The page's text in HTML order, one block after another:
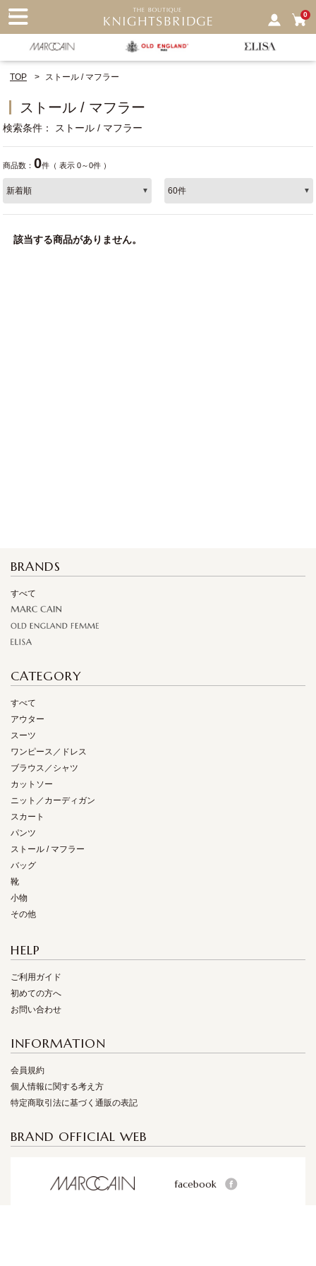
0
TOP ストール / マフラー
ストール / マフラー
検索条件 ストール / マフラー
商品数：0件（ 表示 0～0件 ）
該当する商品がありません。
BRANDS
すべて
CATEGORY
すべて
アウター
スーツ
ワンピース／ドレス
ブラウス／シャツ
カットソー
ニット／カーディガン
スカート
パンツ
ストール / マフラー
バッグ
靴
小物
その他
HELP
ご利用ガイド
初めての方へ
お問い合わせ
INFORMATION
会員規約
個人情報に関する考え方
特定商取引法に基づく通販の表記
BRAND OFFICIAL WEB
facebook